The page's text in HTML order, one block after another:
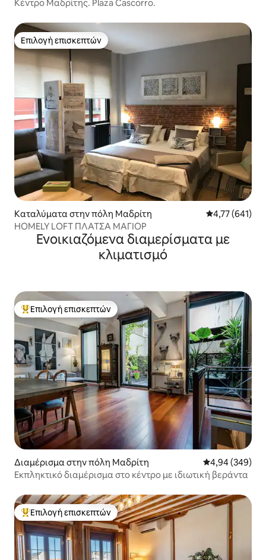
Κέντρο Μαδρίτης. Plaza Cascorro.
Επιλογή επισκεπτών
Επιλογή επισκεπτών
Καταλύματα στην πόλη Μαδρίτη Μέση
4,77 (641)
HOMELY LOFT ΠΛΑΤΣΑ ΜΑΓΙΟΡ
Ενοικιαζόμενα διαμερίσματα με
κλιματισμό
Κορυφαία επιλογή επισκεπτών
Επιλογή επισκεπτών
Διαμέρισμα στην πόλη Μαδρίτη Μέση
4,94 (349)
Εκπληκτικό διαμέρισμα στο κέντρο με ιδιωτική βεράντα
Κορυφαία επιλογή επισκεπτών
Επιλογή επισκεπτών